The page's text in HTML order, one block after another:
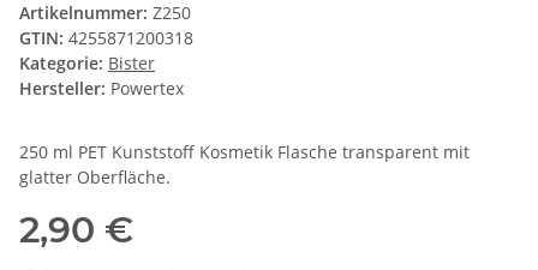
Artikelnummer: Z250
GTIN: 4255871200318
Kategorie: Bister
Hersteller: Powertex
250 ml PET Kunststoff Kosmetik Flasche transparent mit
glatter Oberfläche.
2,90 €